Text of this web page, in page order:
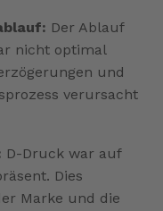
Der Ablauf
nicht optimal
und
verursacht
D-Druck war auf
Dies
Marke und die